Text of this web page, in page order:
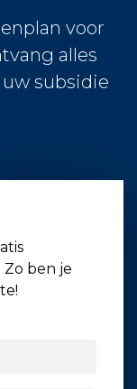
voor
alles
subsidie
ben je